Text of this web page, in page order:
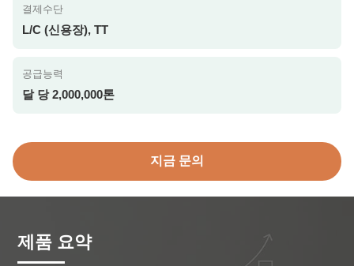
결제수단
L/C (신용장), TT
공급능력
달 당 2,000,000톤
지금 문의
제품 요약